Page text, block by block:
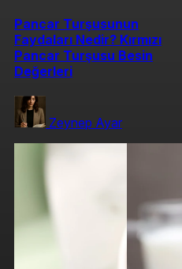
Pancar Turşusunun
Faydaları Nedir? Kırmızı
Pancar Turşusu Besin
Değerleri
Zeynep Ayar